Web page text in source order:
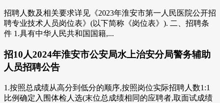
招聘人数及相关要求详见《2023年淮安市第一人民医院公开招
聘专业技术人员岗位表》(以下简称《岗位表》). 二、招聘条
件 1.具有中华人民共和国国籍,...
招10人2024年淮安市公安局水上治安分局警务辅助
人员招聘公告
1.按照总成绩从高分到低分的顺序,按照岗位实际招聘人数1:1
比例确定入围体检人选(末位总成绩相同的应聘者,取面试成绩